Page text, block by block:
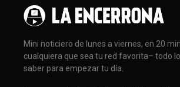
Mini noticiero de lunes a viernes, en 20
cualquiera que sea tu red favorita– todo
saber para empezar tu día.